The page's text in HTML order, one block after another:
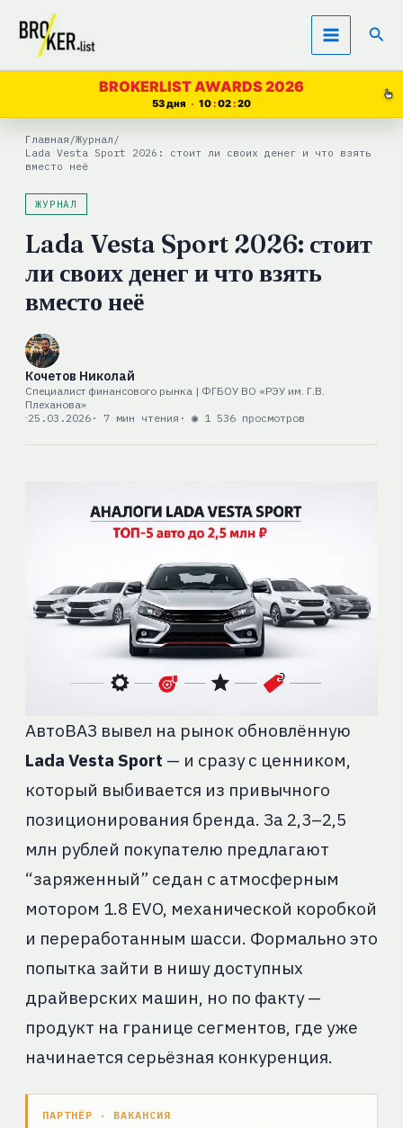
Перейти
содержимому
BROKERLIST AWARDS 2026
53 дня 10 02 19
Главная /Журнал /
Lada Vesta Sport 2026: стоит ли своих денег и что взять
вместо неё
ЖУРНАЛ
Lada Vesta Sport 2026: стоит
ли своих денег и что взять
вместо неё
Кочетов Николай
Специалист финансового рынка | ФГБОУ ВО «РЭУ им. Г.В.
Плеханова»
25.03.2026· 7 мин чтения · ◉ 1 536 просмотров
АвтоВАЗ вывел на рынок обновлённую
Lada Vesta Sport — и сразу с ценником,
который выбивается из привычного
позиционирования бренда. За 2,3–2,5
млн рублей покупателю предлагают
“заряженный” седан с атмосферным
мотором 1.8 EVO, механической коробкой
и переработанным шасси. Формально это
попытка зайти в нишу доступных
драйверских машин, но по факту —
продукт на границе сегментов, где уже
начинается серьёзная конкуренция.
ПАРТНЁР · ВАКАНСИЯ